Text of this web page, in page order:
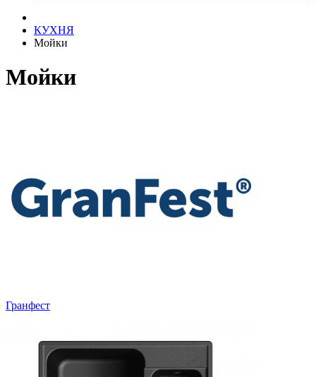
КУХНЯ
Мойки
Мойки
Гранфест